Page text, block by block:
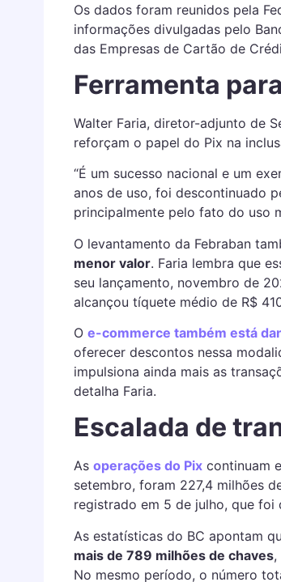
Os dados foram reunidos pela
informações divulgadas pelo
das Empresas de Cartão de
Ferramenta
Walter Faria, diretor-adjunto de
reforçam o papel do Pix na
“É um sucesso nacional e um
anos de uso, foi descontinuado
principalmente pelo fato do uso
O levantamento da Febraban
menor valor. Faria lembra que
seu lançamento, novembro de
alcançou tíquete médio de R$
O e-commerce também está
oferecer descontos nessa
impulsiona ainda mais as
detalha Faria.
Escalada de
As operações do Pixcontinuam
setembro, foram 227,4 milhões
registrado em 5 de julho, que foi
As estatísticas do BC apontam
mais de 789 milhões de chaves,
No mesmo período, o número